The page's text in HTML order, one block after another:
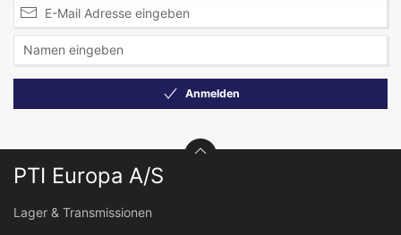
Anmelden
PTI Europa A/S
Lager & Transmissionen